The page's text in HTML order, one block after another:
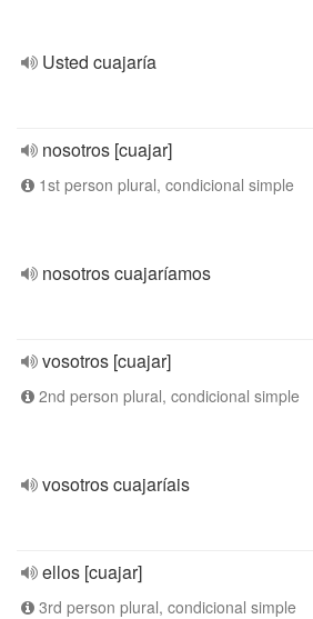
Usted cuajaría
nosotros [cuajar]
1st person plural, condicional simple
nosotros cuajaríamos
vosotros [cuajar]
2nd person plural, condicional simple
vosotros cuajaríais
ellos [cuajar]
3rd person plural, condicional simple